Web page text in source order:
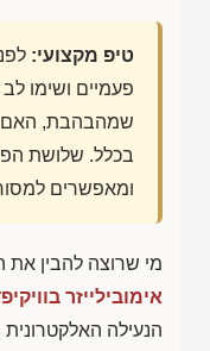
טיפ מקצועי:
פעמיים ושימו
שמהבהבת, האם
בכלל. שלושת
ומאפשרים
מי שרוצה להבין את
אימובילייזר
הנעילה